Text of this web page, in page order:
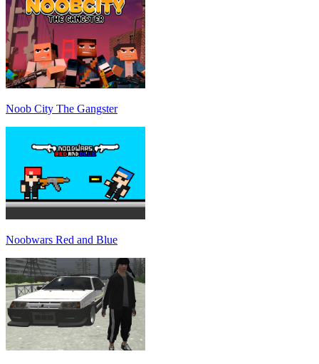
Noob City The Gangster
Noobwars Red and Blue